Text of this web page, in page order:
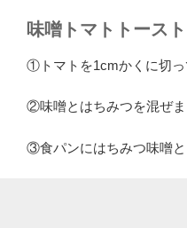
味噌トマトトースト
①トマトを1cmかくに切っ
②味噌とはちみつを混ぜま
③食パンにはちみつ味噌